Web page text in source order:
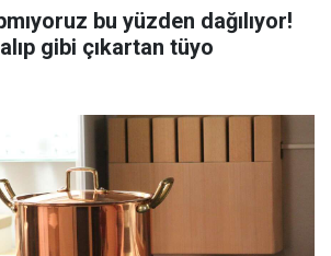
bu yüzden dağılıyor!
gibi çıkartan tüyo